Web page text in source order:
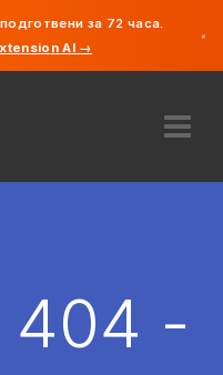
за 72 часа.
AI →
×
404 -